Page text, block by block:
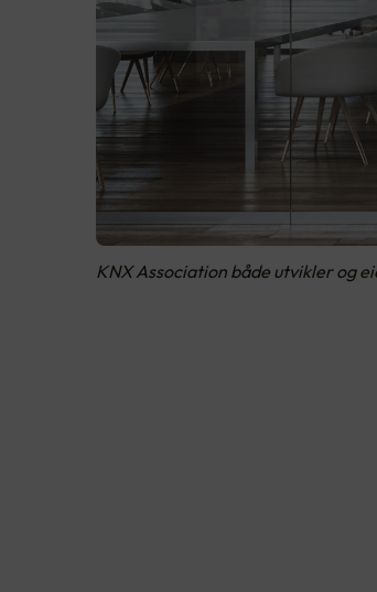
KNX Association både utvikler og